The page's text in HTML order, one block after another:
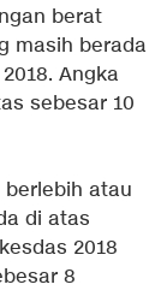
berat
masih berada
Angka
sebesar 10
atau
di atas
2018
8